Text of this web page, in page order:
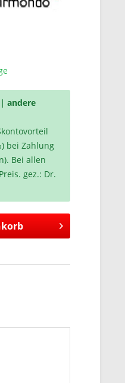
andere
bei Zahlung
Bei allen
gez.: Dr.